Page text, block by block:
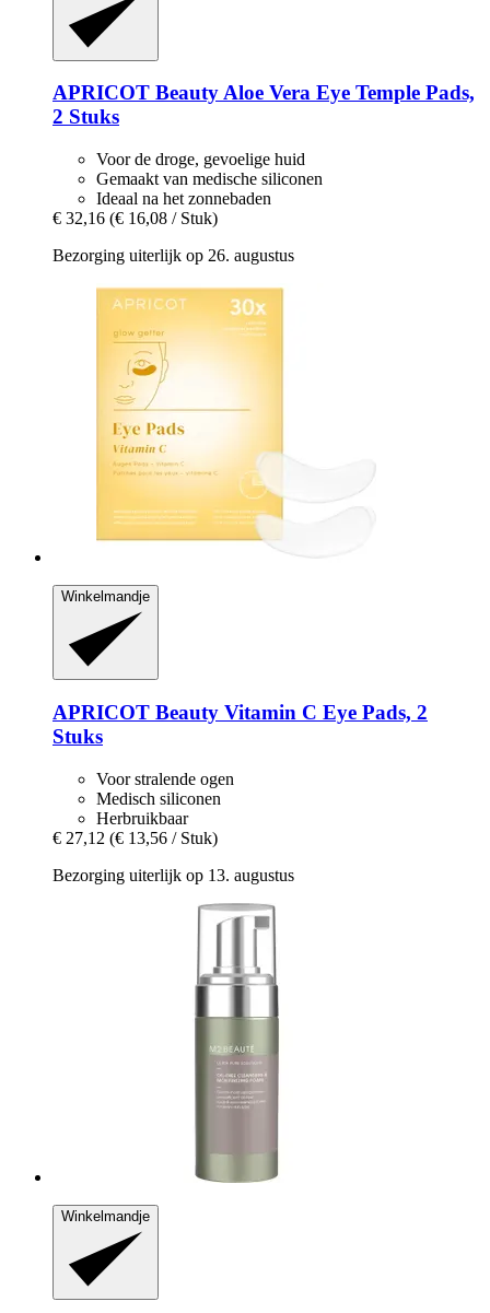
APRICOT BeautyAloe Vera Eye Temple Pads,
2 Stuks
Voor de droge, gevoelige huid
Gemaakt van medische siliconen
Ideaal na het zonnebaden
€ 32,16 (€ 16,08 / Stuk)
Bezorging uiterlijk op 26. augustus
Winkelmandje
APRICOT Beauty Vitamin C Eye Pads, 2
Stuks
Voor stralende ogen
Medisch siliconen
Herbruikbaar
€ 27,12 (€ 13,56 / Stuk)
Bezorging uiterlijk op 13. augustus
Winkelmandje